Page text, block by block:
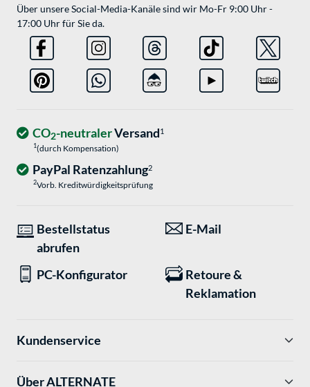
Über unsere Social-Media-Kanäle sind wir Mo-Fr 9:00 Uhr -
17:00 Uhr für Sie da.
CO2-neutralerVersand1
1(durch Kompensation)
PayPal Ratenzahlung2
2Vorb. Kreditwürdigkeitsprüfung
Bestellstatus
abrufen
E-Mail
PC-Konfigurator
Retoure &
Reklamation
Kundenservice
Über ALTERNATE